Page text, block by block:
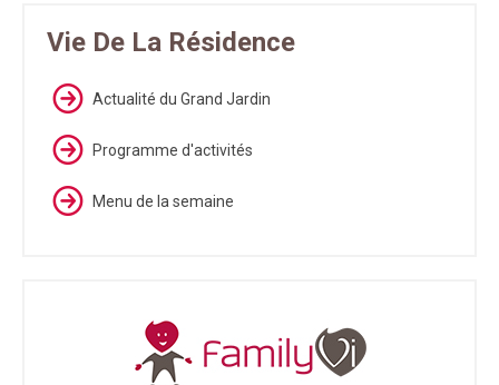
Vie De La Résidence
Actualité du Grand Jardin
Programme d'activités
Menu de la semaine